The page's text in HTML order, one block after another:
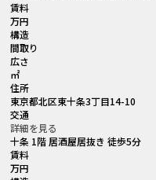
賃料
万円
構造
間取り
広さ
㎡
住所
東京都北区東十条3丁目14-10
交通
詳細を見る
十条 1階 居酒屋居抜き 徒歩5分
賃料
万円